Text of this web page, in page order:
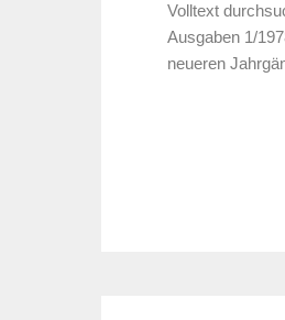
Volltext
Ausgaben 1/
neueren